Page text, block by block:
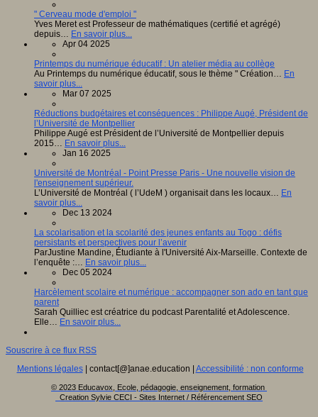
" Cerveau mode d'emploi "
Yves Meret est Professeur de mathématiques (certifié et agrégé)
depuis… En savoir plus...
Apr 04 2025
Printemps du numérique éducatif : Un atelier média au collège
Au Printemps du numérique éducatif, sous le thème " Création… En
savoir plus...
Mar 07 2025
Réductions budgétaires et conséquences : Philippe Augé, Président de
l’Université de Montpellier
Philippe Augé est Président de l’Université de Montpellier depuis
2015… En savoir plus...
Jan 16 2025
Université de Montréal - Point Presse Paris - Une nouvelle vision de
l'enseignement supérieur.
L’Université de Montréal ( l’UdeM ) organisait dans les locaux… En
savoir plus...
Dec 13 2024
La scolarisation et la scolarité des jeunes enfants au Togo : défis
persistants et perspectives pour l’avenir
ParJustine Mandine, Étudiante à l'Université Aix-Marseille. Contexte de
l’enquête :… En savoir plus...
Dec 05 2024
Harcèlement scolaire et numérique : accompagner son ado en tant que
parent
Sarah Quilliec est créatrice du podcast Parentalité et Adolescence.
Elle… En savoir plus...
Souscrire à ce flux RSS
Mentions légales| contact[@]anae.education | Accessibilité : non conforme
© 2023 Educavox, Ecole, pédagogie, enseignement, formation
Creation Sylvie CECI - Sites Internet / Référencement SEO